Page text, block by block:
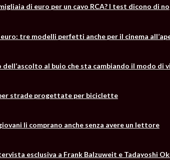
di euro per un cavo RCA? I test dicono di no
tre modelli perfetti anche per il cinema
al buio che sta cambiando il modo di
strade progettate per biciclette
li comprano anche senza avere un lettore
esclusiva a Frank Balzuweit e Tadayoshi